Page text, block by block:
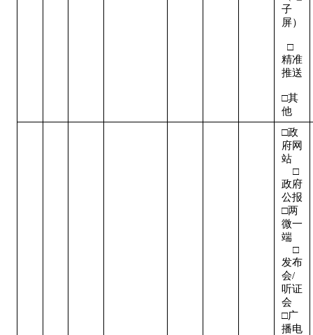
子
屏）
□
精准
推送
□其
他
□政
府网
站
□
政府
公报
□两
微一
端
□
发布
会/
听证
会
□广
播电